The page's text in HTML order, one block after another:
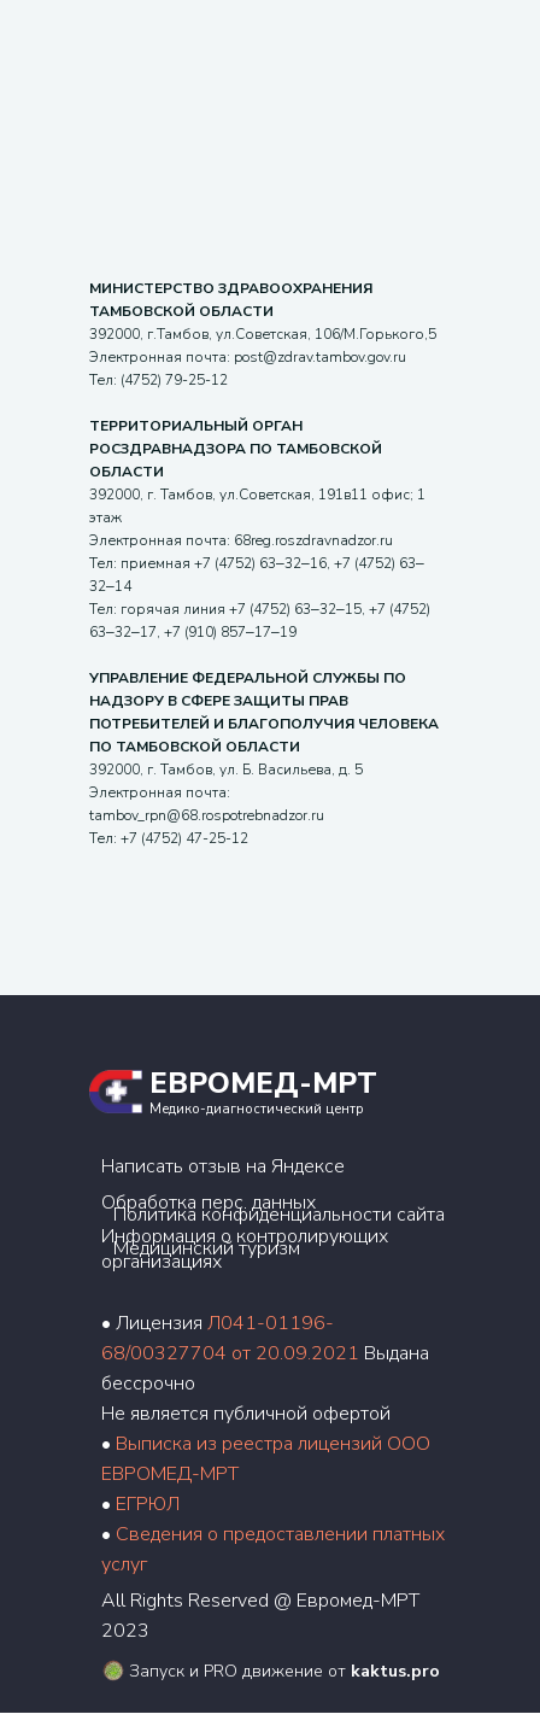
МИНИСТЕРСТВО ЗДРАВООХРАНЕНИЯ
ТАМБОВСКОЙ ОБЛАСТИ
392000, г.Тамбов, ул.Советская, 106/М.Горького,5
Электронная почта: post@zdrav.tambov.gov.ru
Тел: (4752) 79-25-12
ТЕРРИТОРИАЛЬНЫЙ ОРГАН
РОСЗДРАВНАДЗОРА ПО ТАМБОВСКОЙ
ОБЛАСТИ
392000, г. Тамбов, ул.Советская, 191в11 офис; 1
этаж
Электронная почта: 68reg.roszdravnadzor.ru
Тел: приемная +7 (4752) 63‒32‒16, +7 (4752) 63‒
32‒14
Тел: горячая линия +7 (4752) 63‒32‒15, +7 (4752)
63‒32‒17, +7 (910) 857‒17‒19
УПРАВЛЕНИЕ ФЕДЕРАЛЬНОЙ СЛУЖБЫ ПО
НАДЗОРУ В СФЕРЕ ЗАЩИТЫ ПРАВ
ПОТРЕБИТЕЛЕЙ И БЛАГОПОЛУЧИЯ ЧЕЛОВЕКА
ПО ТАМБОВСКОЙ ОБЛАСТИ
392000, г. Тамбов, ул. Б. Васильева, д. 5
Электронная почта:
tambov_rpn@68.rospotrebnadzor.ru
Тел: +7 (4752) 47-25-12
ЕВРОМЕД-МРТ
Медико-диагностический центр
• Лицензия Л041-01196-
68/00327704 от 20.09.2021 Выдана
бессрочно
Не является публичной офертой
• Выписка из реестра лицензий ООО
ЕВРОМЕД-МРТ
• ЕГРЮЛ
• Сведения о предоставлении платных
услуг
All Rights Reserved @ Евромед-МРТ
2023
Написать отзыв на Яндексе
Обработка перс. данных
Политика конфиденциальности сайта
Информация о контролирующих
организациях
Запуск и PRO движение от kaktus.pro
Медицинский туризм